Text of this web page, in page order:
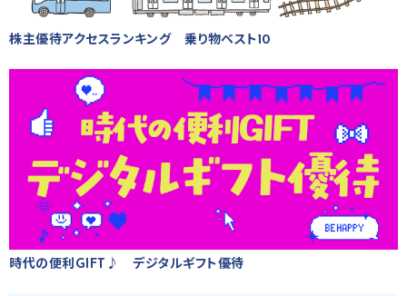
株主優待アクセスランキング 乗り物ベスト10
時代の便利GIFT♪ デジタルギフト優待